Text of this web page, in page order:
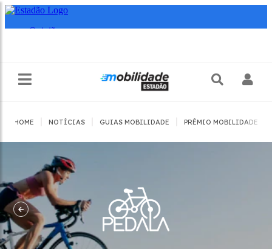
HOME NOTÍCIAS GUIAS MOBILIDADE PRÊMIO MOBILIDADE